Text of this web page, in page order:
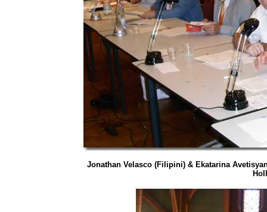
Jonathan Velasco (Filipini) & Ekatarina